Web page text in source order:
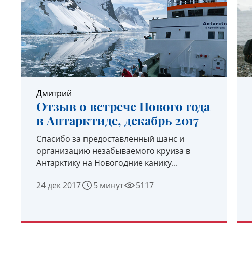
Дмитрий
Отзыв о встрече Нового года
в Антарктиде, декабрь 2017
Спасибо за предоставленный шанс и
организацию незабываемого круиза в
Антарктику на Новогодние канику...
24 дек 2017
5 минут 5117
УЗНАТЬ ПОДРОБНЕЕ